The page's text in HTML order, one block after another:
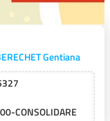
Gentiana
CONSOLIDARE